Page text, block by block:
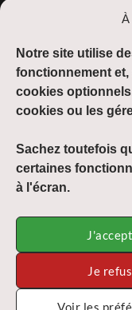
À
Notre site utilise
fonctionnement
cookies
cookies ou les
Sachez toutefois
certaines
à l'écran.
Je
Voir les
Du lundi au
de 08h30 à
Mentions légales
Plan du site